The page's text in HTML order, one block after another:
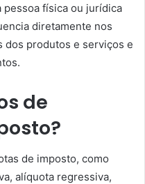
física ou jurídica
diretamente nos
dos produtos e serviços e
de
de imposto, como
alíquota regressiva,